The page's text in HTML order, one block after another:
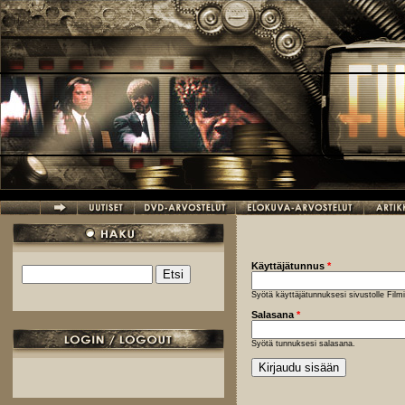
Hyppää pääsisältöön
Hakulomake
Käyttäjätunnus *
Syötä käyttäjätunnuksesi sivustolle
Salasana *
Syötä tunnuksesi salasana.